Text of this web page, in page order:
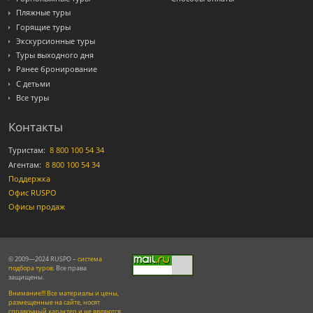
Пляжные туры
Горящие туры
Экскурсионные туры
Туры выходного дня
Ранее бронирование
С детьми
Все туры
Контакты
Туристам: 8 800 100 54 34
Агентам: 8 800 100 54 34
Поддержка
Офис RUSPO
Офисы продаж
© 2009—2024 RUSPO – система
подбора туров. Все права
защищены.
Внимание!!! Все материалы и цены,
размещенные на сайте, носят